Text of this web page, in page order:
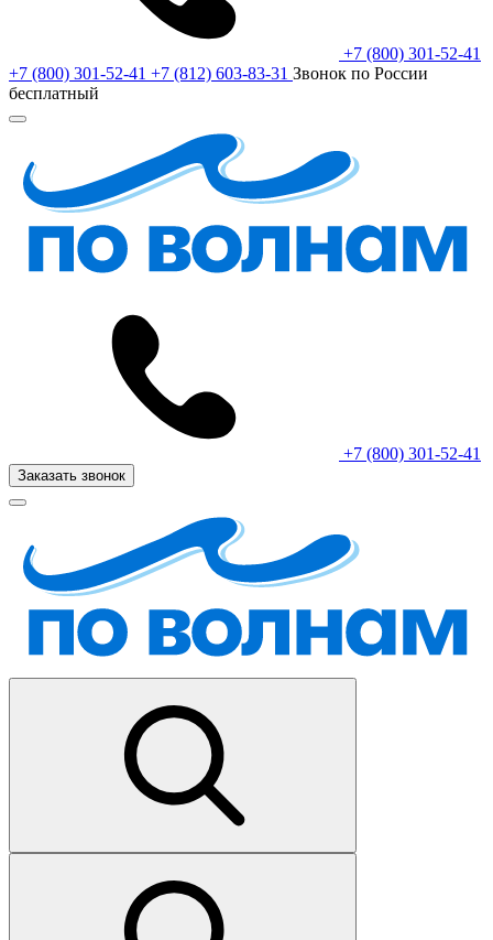
+7 (800) 301-52-41
+7 (800) 301-52-41 +7 (812) 603-83-31 Звонок по России
бесплатный
+7 (800) 301-52-41
Заказать звонок